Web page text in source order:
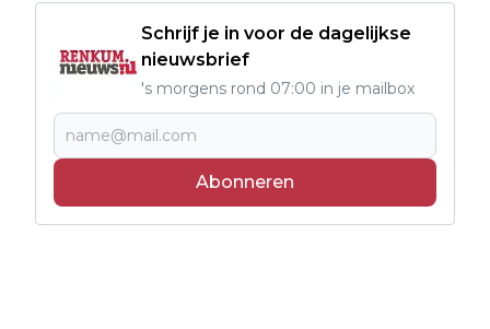
Schrijf je in voor de dagelijkse
nieuwsbrief
's morgens rond 07:00 in je mailbox
Abonneren